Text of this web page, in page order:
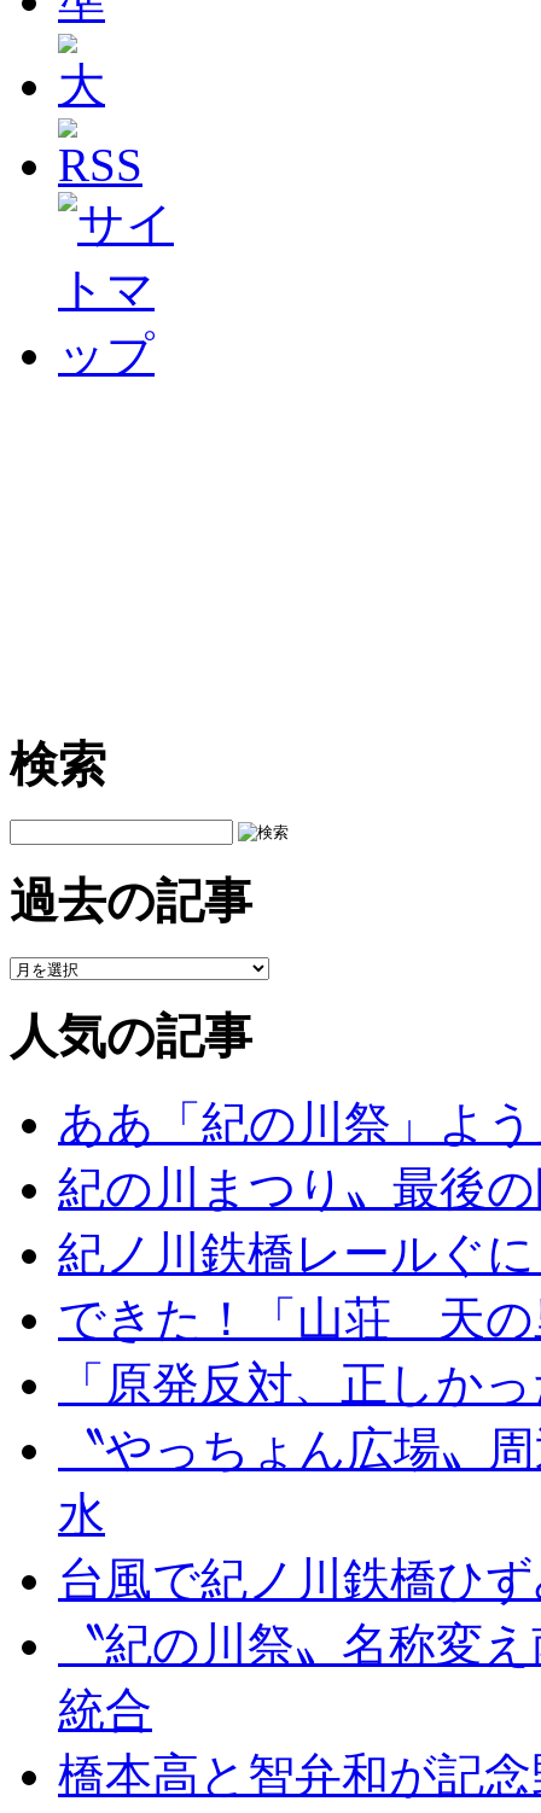
検索
過去の記事
人気の記事
ああ「紀の川祭」よ
紀の川まつり〟最後
紀ノ川鉄橋レールぐ
できた！「山荘 天の
「原発反対、正しか
〝やっちょん広場〟
水
台風で紀ノ川鉄橋ひ
〝紀の川祭〟名称変
統合
橋本高と智弁和が記